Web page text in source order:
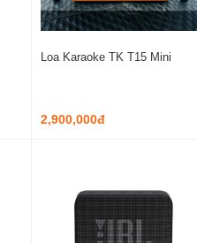
Loa Karaoke TK T15 Mini
2,900,000đ